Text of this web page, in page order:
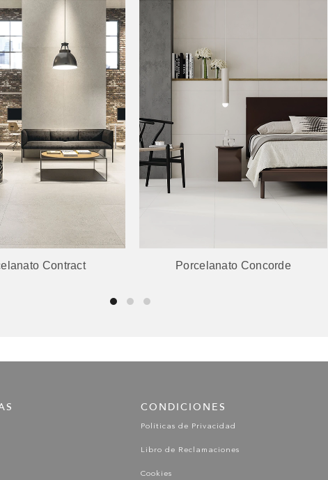
Contract Porcelanato Concorde
CONDICIONES
Políticas de Privacidad
Libro de Reclamaciones
Cookies